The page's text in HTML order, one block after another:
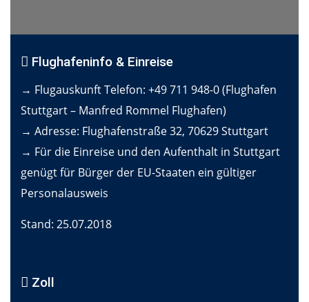
Flughafeninfo & Einreise
→ Flugauskunft Telefon: +49 711 948-0 (Flughafen
Stuttgart – Manfred Rommel Flughafen)
→ Adresse: Flughafenstraße 32, 70629 Stuttgart
→ Für die Einreise und den Aufenthalt in Stuttgart
genügt für Bürger der EU-Staaten ein gültiger
Personalausweis
Stand: 25.07.2018
Zoll